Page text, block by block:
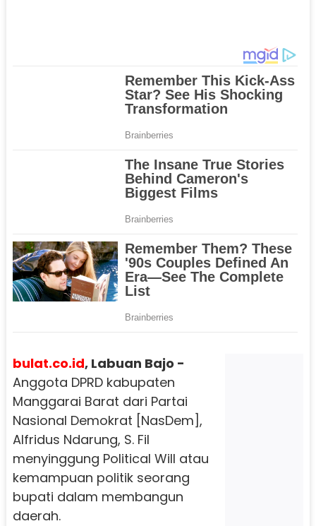
bulat.co.id, Labuan Bajo -
Anggota DPRD kabupaten
Manggarai Barat dari Partai
Nasional Demokrat [NasDem],
Alfridus Ndarung, S. Fil
menyinggung Political Will atau
kemampuan politik seorang
bupati dalam membangun
daerah.